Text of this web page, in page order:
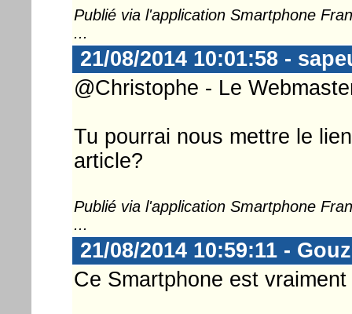
Publié via l'application Smartphone
...
21/08/2014 10:01:58 -
@Christophe - Le
Tu pourrai nous mettre le
article?
Publié via l'application Smartphone
...
21/08/2014 10:59:11 -
Ce Smartphone est